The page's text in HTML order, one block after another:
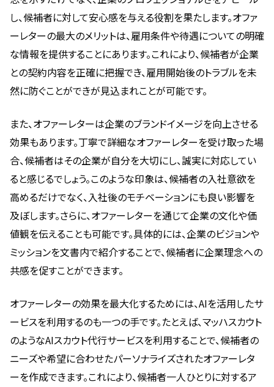
し、候補者に対して安心感を与える役割を果たします。オファ
ーレターの最大のメリットは、雇用条件や待遇についての明確
な情報を提供することにあります。これにより、候補者が企業
との契約内容を正確に把握でき、雇用開始後のトラブルを未
然に防ぐことができが見込まれことが可能です。
また、オファーレターは企業のブランドイメージを向上させる
効果もあります。丁寧で詳細なオファーレターを受け取った場
合、候補者はその企業が自分を大切にし、誠実に対応してい
ると感じるでしょう。このような印象は、候補者の入社意欲を
高めるだけでなく、入社後のモチベーションにも良い影響を
及ぼします。さらに、オファーレターを通じて企業の文化や価
値観を伝えることも可能です。具体的には、企業のビジョンや
ミッションを文書内で紹介することで、候補者に企業理念への
共感を促すことができます。
オファーレターの効果を最大化するためには、AIを活用したサ
ービスを利用するのも一つの手です。たとえば、マッハスカウト
のようなAIスカウト代行サービスを利用することで、候補者の
ニーズや希望に合わせたパーソナライズされたオファーレタ
ーを作成できます。これにより、候補者一人ひとりに対するア